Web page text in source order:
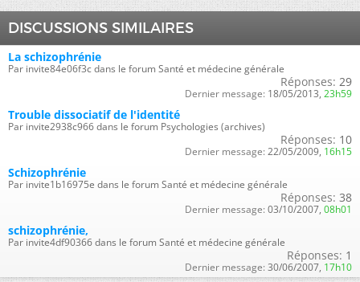
DISCUSSIONS SIMILAIRES
La schizophrénie
Par invite84e06f3c dans le forum Santé et médecine générale
Réponses: 29
Dernier message: 18/05/2013, 23h59
Trouble dissociatif de l'identité
Par invite2938c966 dans le forum Psychologies (archives)
Réponses: 10
Dernier message: 22/05/2009, 16h15
Schizophrénie
Par invite1b16975e dans le forum Santé et médecine générale
Réponses: 38
Dernier message: 03/10/2007, 08h01
schizophrénie,
Par invite4df90366 dans le forum Santé et médecine générale
Réponses: 1
Dernier message: 30/06/2007, 17h10